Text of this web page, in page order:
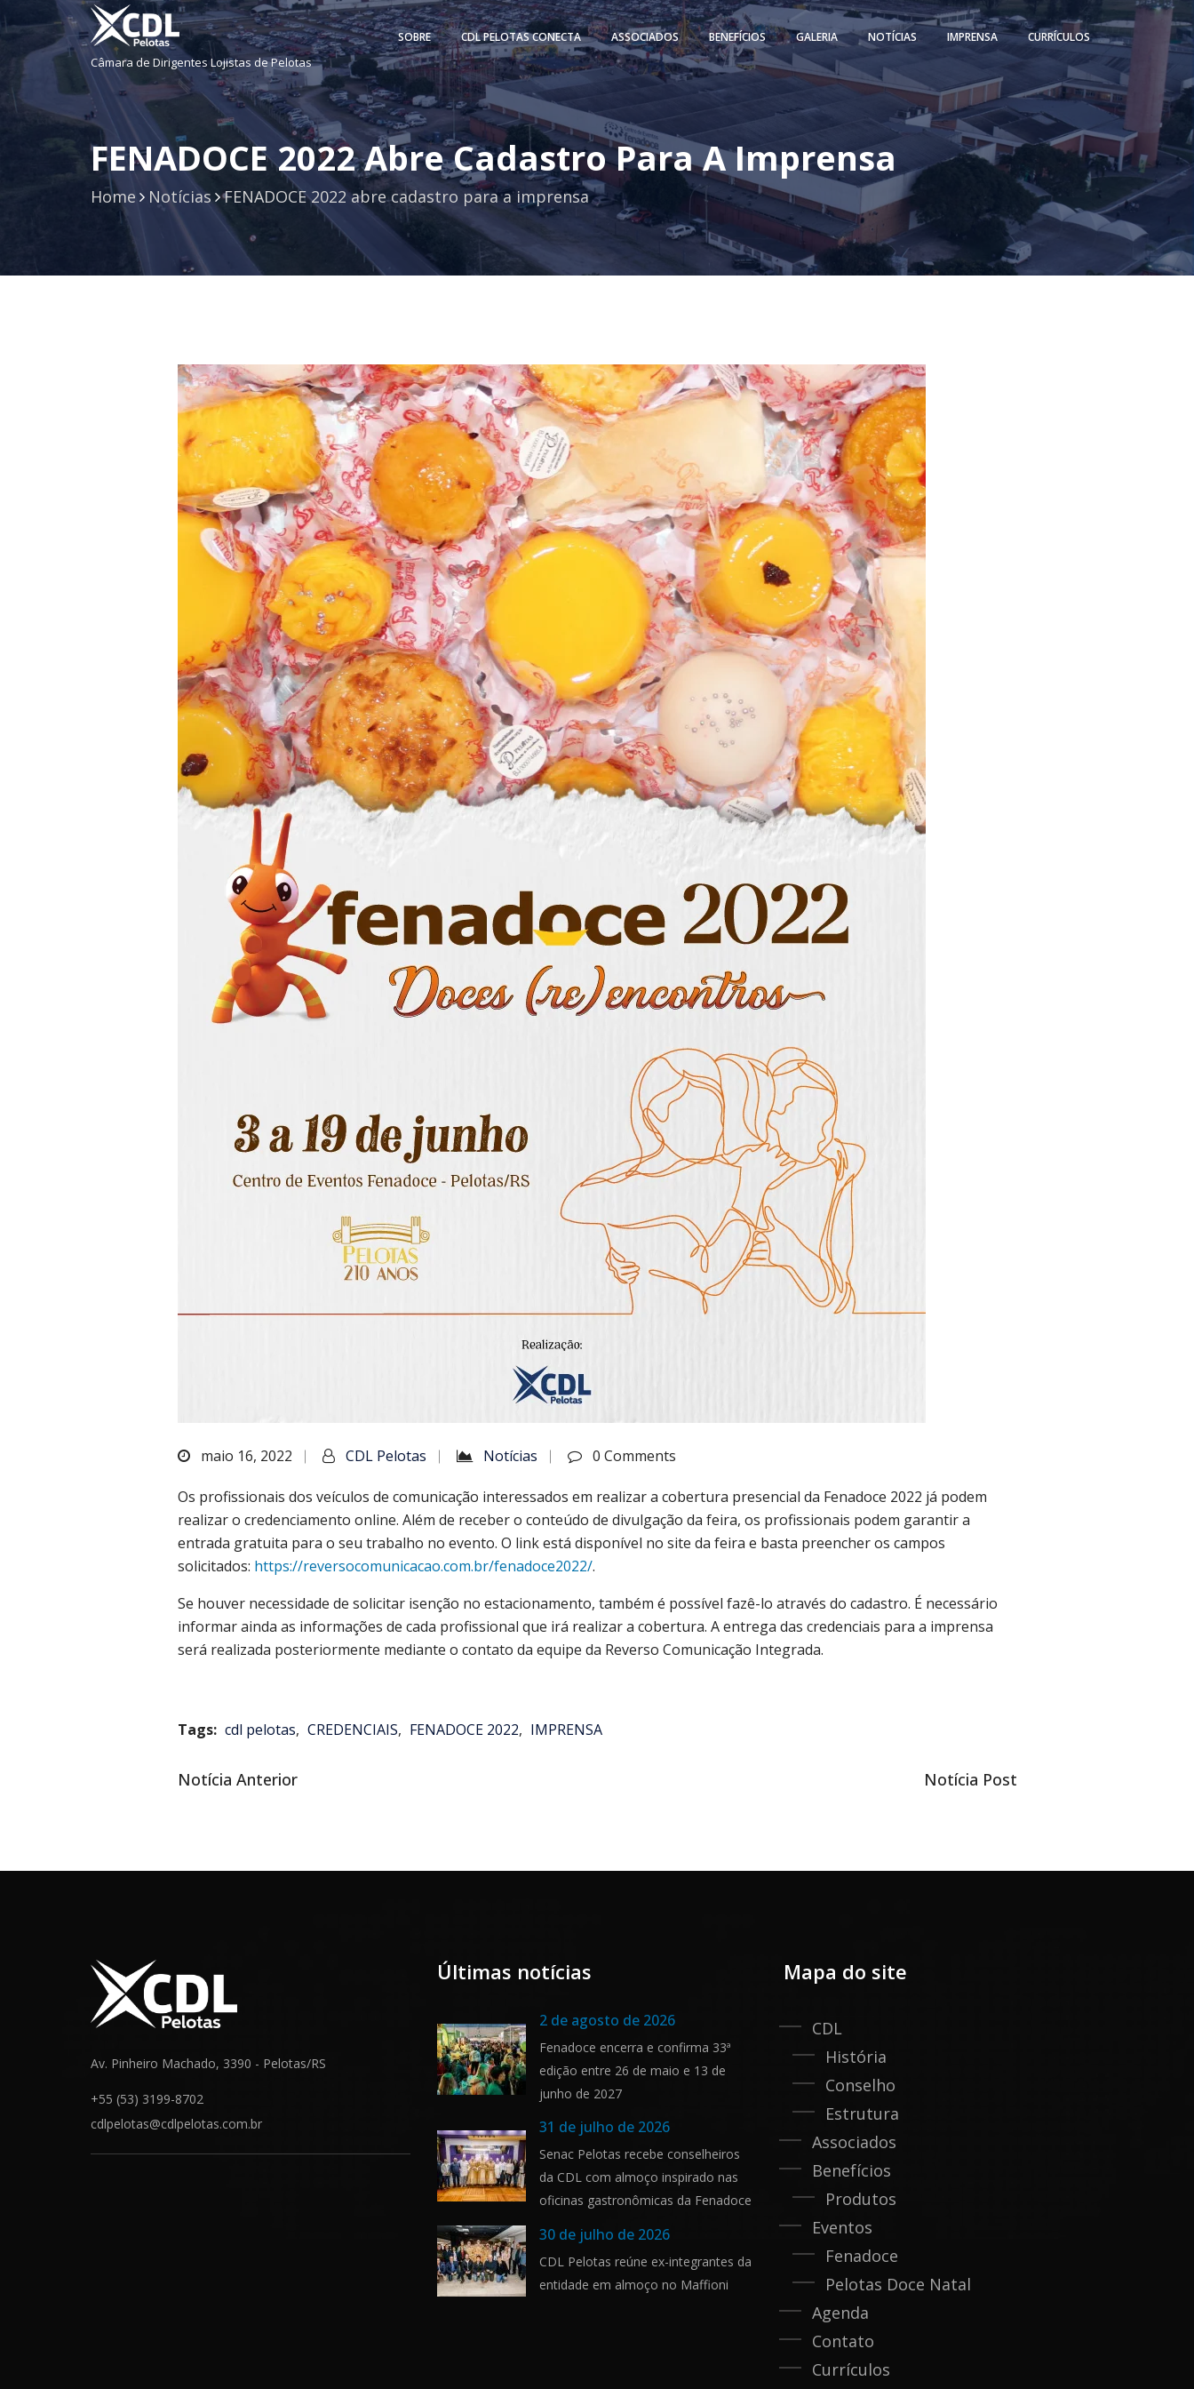
Câmara de Dirigentes Lojistas de Pelotas
SOBRE CDL PELOTAS CONECTA ASSOCIADOS BENEFÍCIOS GALERIA NOTÍCIAS IMPRENSA CURRÍCULOS
FENADOCE 2022 Abre Cadastro Para A Imprensa
Home Notícias FENADOCE 2022 abre cadastro para a imprensa
maio 16, 2022 CDL Pelotas Notícias 0 Comments
Os profissionais dos veículos de comunicação interessados em realizar a cobertura presencial da Fenadoce 2022 já podem
realizar o credenciamento online. Além de receber o conteúdo de divulgação da feira, os profissionais podem garantir a
entrada gratuita para o seu trabalho no evento. O link está disponível no site da feira e basta preencher os campos
solicitados: https://reversocomunicacao.com.br/fenadoce2022/.
Se houver necessidade de solicitar isenção no estacionamento, também é possível fazê-lo através do cadastro. É necessário
informar ainda as informações de cada profissional que irá realizar a cobertura. A entrega das credenciais para a imprensa
será realizada posteriormente mediante o contato da equipe da Reverso Comunicação Integrada.
Tags: cdl pelotas, CREDENCIAIS, FENADOCE 2022, IMPRENSA
Navegação
Post
Notícia
Notícia Anterior
Próxima
Notícia Post
Av. Pinheiro Machado, 3390 - Pelotas/RS
+55 (53) 3199-8702
cdlpelotas@cdlpelotas.com.br
Últimas notícias
2 de agosto de 2026
Fenadoce encerra e confirma 33ª
edição entre 26 de maio e 13 de
junho de 2027
31 de julho de 2026
Senac Pelotas recebe conselheiros
da CDL com almoço inspirado nas
oficinas gastronômicas da Fenadoce
30 de julho de 2026
CDL Pelotas reúne ex-integrantes da
entidade em almoço no Maffioni
Mapa do site
CDL
História
Conselho
Estrutura
Associados
Benefícios
Produtos
Eventos
Fenadoce
Pelotas Doce Natal
Agenda
Contato
Currículos